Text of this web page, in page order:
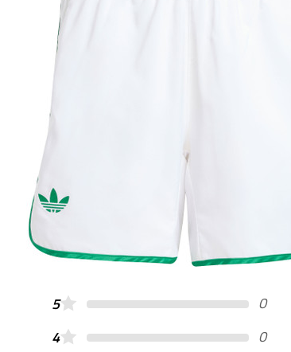
5
0
4
0